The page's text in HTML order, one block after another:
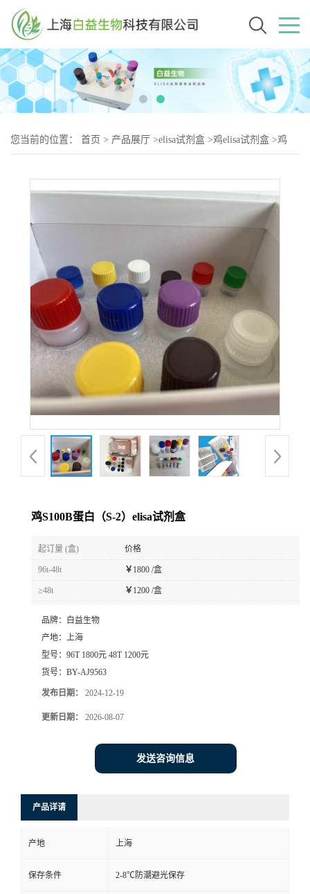
您当前的位置： 首页 > 产品展厅 >elisa试剂盒 >鸡elisa试剂盒 >鸡
鸡S100B蛋白（S-2）elisa试剂盒
起订量 (盒) 价格
96t-48t ￥ 1800 /盒
≥48t ￥ 1200 /盒
品牌：
白益生物
产地： 上海
型号： 96T 1800元 48T 1200元
货号： BY-AJ9563
发布日期： 2024-12-19
更新日期： 2026-08-07
发送咨询信息
产品详请
产地 上海
保存条件 2-8℃防潮避光保存